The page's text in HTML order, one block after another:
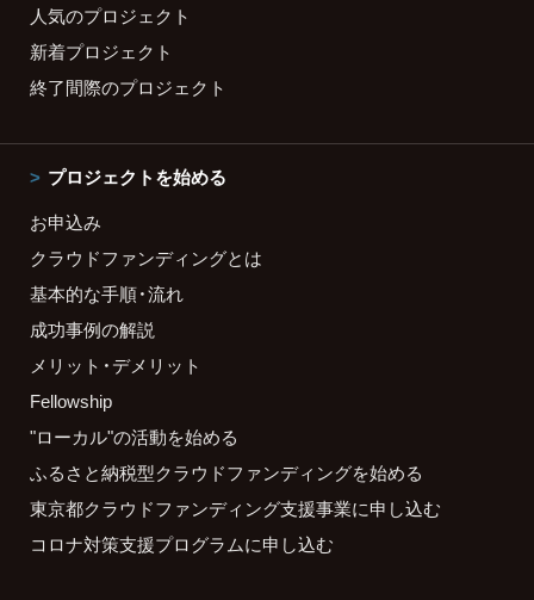
人気のプロジェクト
新着プロジェクト
終了間際のプロジェクト
プロジェクトを始める
お申込み
クラウドファンディングとは
基本的な手順・流れ
成功事例の解説
メリット・デメリット
Fellowship
"ローカル"の活動を始める
ふるさと納税型クラウドファンディングを始める
東京都クラウドファンディング支援事業に申し込む
コロナ対策支援プログラムに申し込む